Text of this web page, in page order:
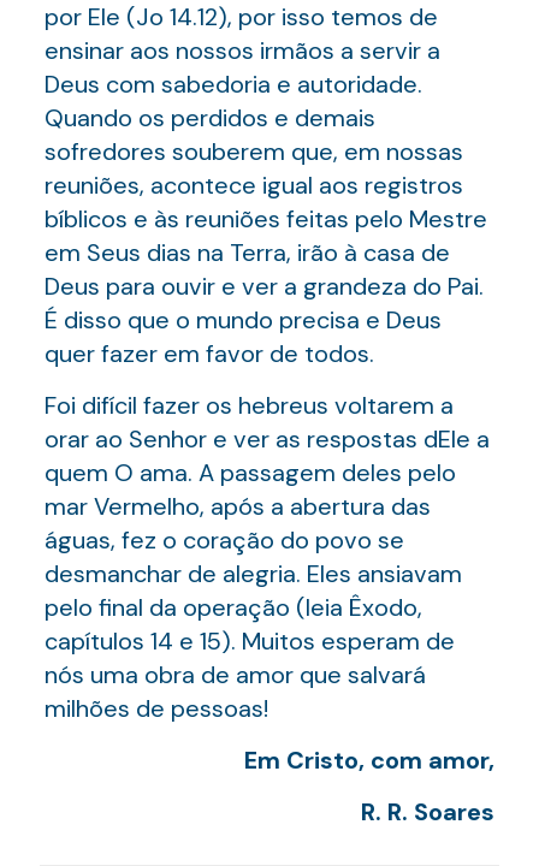
por Ele (Jo 14.12), por isso temos de
ensinar aos nossos irmãos a servir a
Deus com sabedoria e autoridade.
Quando os perdidos e demais
sofredores souberem que, em nossas
reuniões, acontece igual aos registros
bíblicos e às reuniões feitas pelo Mestre
em Seus dias na Terra, irão à casa de
Deus para ouvir e ver a grandeza do Pai.
É disso que o mundo precisa e Deus
quer fazer em favor de todos.
Foi difícil fazer os hebreus voltarem a
orar ao Senhor e ver as respostas dEle a
quem O ama. A passagem deles pelo
mar Vermelho, após a abertura das
águas, fez o coração do povo se
desmanchar de alegria. Eles ansiavam
pelo final da operação (leia Êxodo,
capítulos 14 e 15). Muitos esperam de
nós uma obra de amor que salvará
milhões de pessoas!
Em Cristo, com amor,
R. R. Soares